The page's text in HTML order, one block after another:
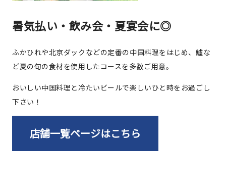
暑気払い・飲み会・夏宴会に◎
ふかひれや北京ダックなどの定番の中国料理をはじめ、鱸な
ど夏の旬の食材を使用したコースを多数ご用意。
おいしい中国料理と冷たいビールで楽しいひと時をお過ごし
下さい！
店舗一覧ページはこちら